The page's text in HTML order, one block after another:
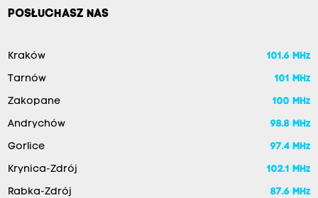
POSŁUCHASZ NAS
Kraków 101.6 MHz
Tarnów 101 MHz
Zakopane 100 MHz
Andrychów 98.8 MHz
Gorlice 97.4 MHz
Krynica-Zdrój 102.1 MHz
Rabka-Zdrój 87.6 MHz